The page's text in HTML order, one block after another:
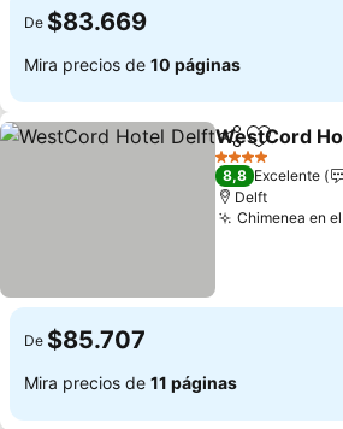
De $83.669
Mira precios de 10 páginas
Compartir
Agregar
WestCord
4 Estrellas
8,8 Excelente
Delft
Chimenea en
De $85.707
Mira precios de 11 páginas